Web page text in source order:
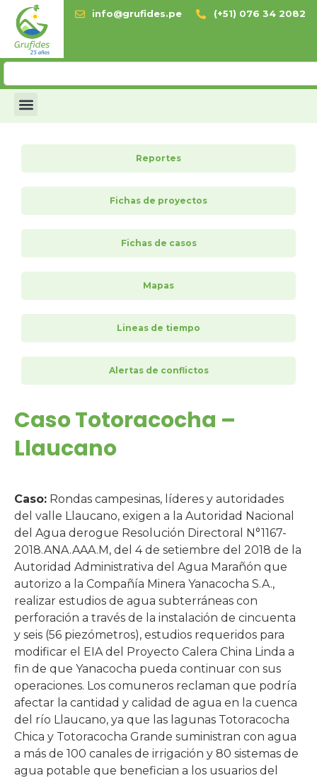
info@grufides.pe (+51) 076 34 2082
Reportes
Fichas de proyectos
Fichas de casos
Mapas
Lineas de tiempo
Alertas de conflictos
Caso Totoracocha –
Llaucano
Caso: Rondas campesinas, líderes y autoridades
del valle Llaucano, exigen a la Autoridad Nacional
del Agua derogue Resolución Directoral N°1167-
2018.ANA.AAA.M, del 4 de setiembre del 2018 de la
Autoridad Administrativa del Agua Marañón que
autorizo a la Compañía Minera Yanacocha S.A.,
realizar estudios de agua subterráneas con
perforación a través de la instalación de cincuenta
y seis (56 piezómetros), estudios requeridos para
modificar el EIA del Proyecto Calera China Linda a
fin de que Yanacocha pueda continuar con sus
operaciones. Los comuneros reclaman que podría
afectar la cantidad y calidad de agua en la cuenca
del río Llaucano, ya que las lagunas Totoracocha
Chica y Totoracocha Grande suministran con agua
a más de 100 canales de irrigación y 80 sistemas de
agua potable que benefician a los usuarios del